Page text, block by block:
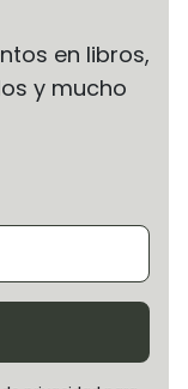
en libros,
y mucho